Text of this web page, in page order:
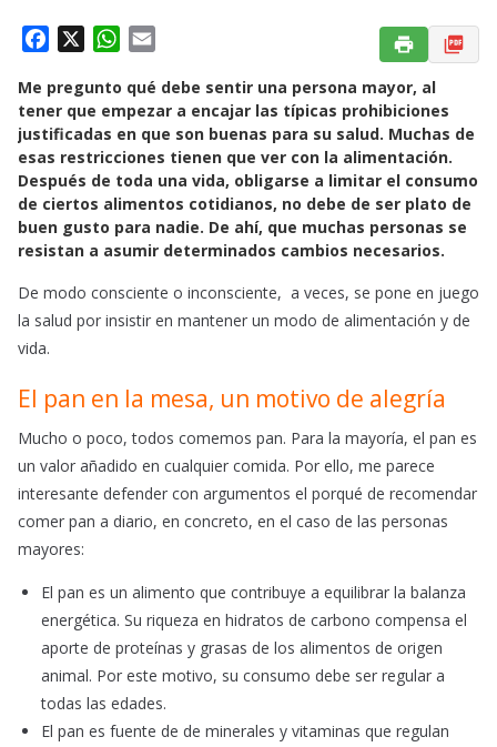
c
e
b
o
o
k
W
a
t
s
A
p
p
a
i
l
Me pregunto qué debe sentir una persona mayor, al
tener que empezar a encajar las típicas prohibiciones
justificadas en que son buenas para su salud. Muchas de
esas restricciones tienen que ver con la alimentación.
Después de toda una vida, obligarse a limitar el consumo
de ciertos alimentos cotidianos, no debe de ser plato de
buen gusto para nadie. De ahí, que muchas personas se
resistan a asumir determinados cambios necesarios.
De modo consciente o inconsciente, a veces, se pone en juego
la salud por insistir en mantener un modo de alimentación y de
vida.
El pan en la mesa, un motivo de alegría
Mucho o poco, todos comemos pan. Para la mayoría, el pan es
un valor añadido en cualquier comida. Por ello, me parece
interesante defender con argumentos el porqué de recomendar
comer pan a diario, en concreto, en el caso de las personas
mayores:
El pan es un alimento que contribuye a equilibrar la balanza
energética. Su riqueza en hidratos de carbono compensa el
aporte de proteínas y grasas de los alimentos de origen
animal. Por este motivo, su consumo debe ser regular a
todas las edades.
El pan es fuente de de minerales y vitaminas que regulan